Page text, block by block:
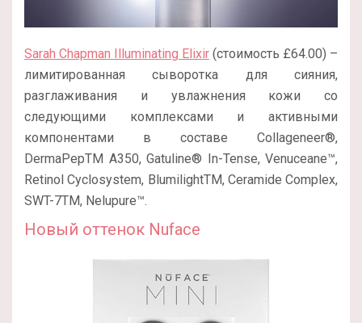
Sarah Chapman Illuminating Elixir (стоимость £64.00) –
лимитированная сыворотка для сияния,
разглаживания и увлажнения кожи со
следующими комплексами и активными
компонентами в составе Collageneer®,
DermaPepTM A350, Gatuline® In-Tense, Venuceane™,
Retinol Cyclosystem, BlumilightTM, Ceramide Complex,
SWT-7TM, Nelupure™.
Новый оттенок Nuface